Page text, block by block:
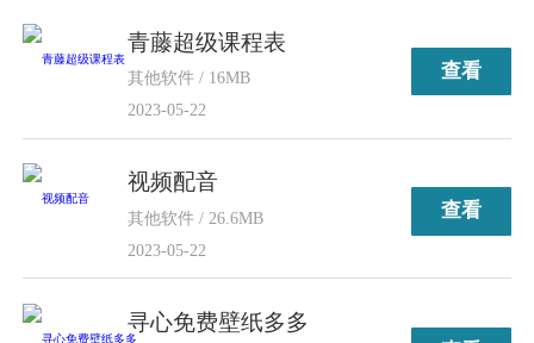
青藤超级课程表
其他软件 / 16MB
2023-05-22
查看
视频配音
其他软件 / 26.6MB
2023-05-22
查看
寻心免费壁纸多多